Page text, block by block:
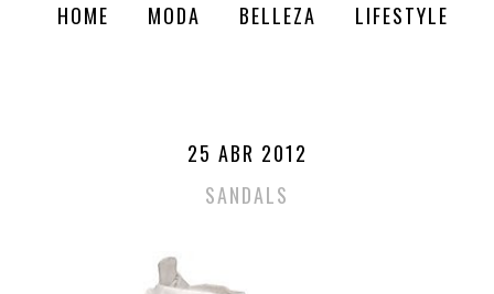
HOME MODA BELLEZA LIFESTYLE
25 ABR 2012
SANDALS